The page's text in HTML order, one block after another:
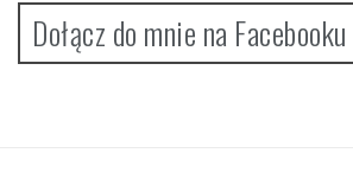
Dołącz do mnie na Facebooku